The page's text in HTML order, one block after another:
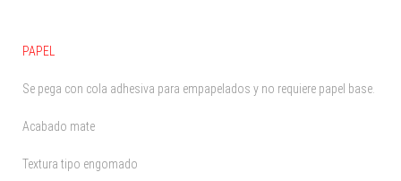
PAPEL
Se pega con cola adhesiva para empapelados y no requiere papel base.
Acabado mate
Textura tipo engomado